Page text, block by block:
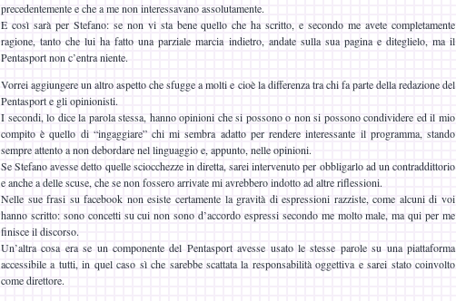
precedentemente e che a me non interessavano assolutamente.
E così sarà per Stefano: se non vi sta bene quello che ha scritto, e secondo me avete completamente
ragione, tanto che lui ha fatto una parziale marcia indietro, andate sulla sua pagina e diteglielo, ma il
Pentasport non c’entra niente.
Vorrei aggiungere un altro aspetto che sfugge a molti e cioè la differenza tra chi fa parte della redazione del
Pentasport e gli opinionisti.
I secondi, lo dice la parola stessa, hanno opinioni che si possono o non si possono condividere ed il mio
compito è quello di “ingaggiare” chi mi sembra adatto per rendere interessante il programma, stando
sempre attento a non debordare nel linguaggio e, appunto, nelle opinioni.
Se Stefano avesse detto quelle sciocchezze in diretta, sarei intervenuto per obbligarlo ad un contraddittorio
e anche a delle scuse, che se non fossero arrivate mi avrebbero indotto ad altre riflessioni.
Nelle sue frasi su facebook non esiste certamente la gravità di espressioni razziste, come alcuni di voi
hanno scritto: sono concetti su cui non sono d’accordo espressi secondo me molto male, ma qui per me
finisce il discorso.
Un’altra cosa era se un componente del Pentasport avesse usato le stesse parole su una piattaforma
accessibile a tutti, in quel caso sì che sarebbe scattata la responsabilità oggettiva e sarei stato coinvolto
come direttore.